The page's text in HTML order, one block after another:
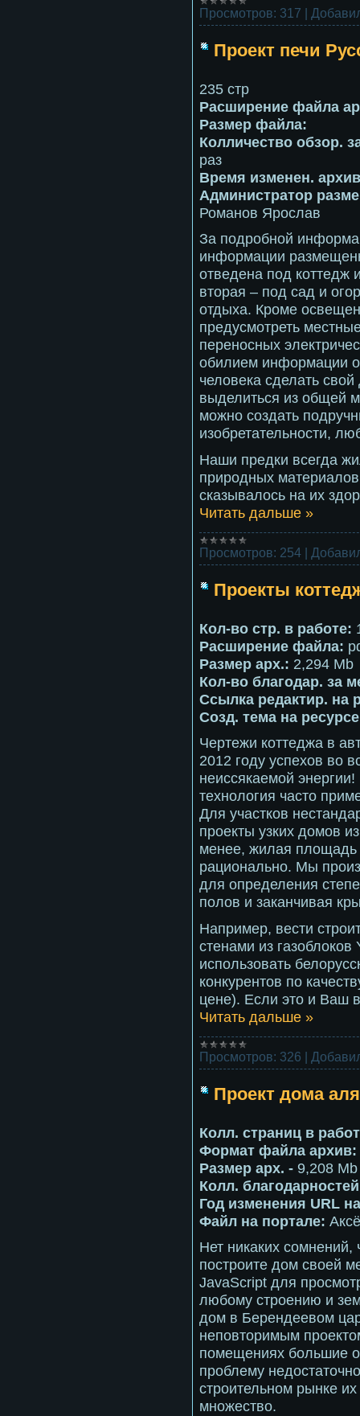
Просмотров: 317 |
Проект печи
235 стр
Расширение файла
Размер файла:
Колличество обзор.
раз
Время изменен.
Администратор
Романов Ярослав
За подробной
информации
отведена под коттедж
вторая – под сад и
отдыха. Кроме
предусмотреть
переносных
обилием информации о
человека сделать
выделиться из общей
можно создать
изобретательности,
Наши предки всегда
природных
сказывалось на их
Читать дальше »
Просмотров: 254 |
Проекты
Кол-во стр. в работе:
Расширение файла:
Размер арх.: 2,294 Mb
Кол-во благодар. за
Ссылка редактир. на
Созд. тема на
Чертежи коттеджа в
2012 году успехов во
неиссякаемой
технология часто
Для участков
проекты узких домов
менее, жилая площадь
рационально. Мы
для определения
полов и заканчивая
Например, вести
стенами из
использовать
конкурентов по
цене). Если это и Ваш
Читать дальше »
Просмотров: 326 |
Проект дома
Колл. страниц в
Формат файла архив:
Размер арх. - 9,208 Mb
Колл.
Год изменения URL
Файл на портале:
Нет никаких
построите дом своей
JavaScript для
любому строению и
дом в Берендеевом
неповторимым
помещениях большие
проблему
строительном рынке их
множество.